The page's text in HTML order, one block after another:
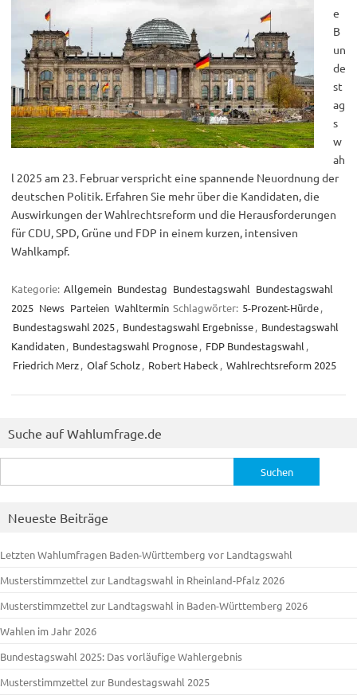
e
B
un
de
st
ag
s
w
ah
l 2025 am 23. Februar verspricht eine spannende Neuordnung der
deutschen Politik. Erfahren Sie mehr über die Kandidaten, die
Auswirkungen der Wahlrechtsreform und die Herausforderungen
für CDU, SPD, Grüne und FDP in einem kurzen, intensiven
Wahlkampf.
Kategorie: Allgemein Bundestag Bundestagswahl Bundestagswahl
2025 News Parteien Wahltermin Schlagwörter: 5-Prozent-Hürde,
Bundestagswahl 2025, Bundestagswahl Ergebnisse, Bundestagswahl
Kandidaten, Bundestagswahl Prognose, FDP Bundestagswahl ,
Friedrich Merz, Olaf Scholz, Robert Habeck , Wahlrechtsreform 2025
Suche auf Wahlumfrage.de
nach:
Neueste Beiträge
Letzten Wahlumfragen Baden-Württemberg vor Landtagswahl
Musterstimmzettel zur Landtagswahl in Rheinland-Pfalz 2026
Musterstimmzettel zur Landtagswahl in Baden-Württemberg 2026
Wahlen im Jahr 2026
Bundestagswahl 2025: Das vorläufige Wahlergebnis
Musterstimmzettel zur Bundestagswahl 2025